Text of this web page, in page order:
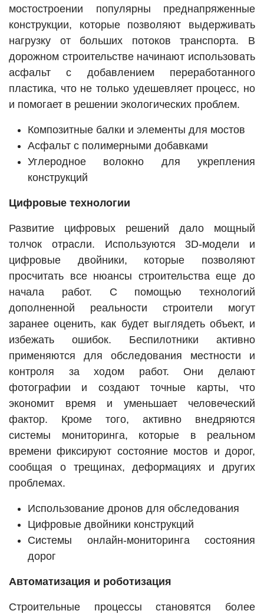
мостостроении популярны преднапряженные
конструкции, которые позволяют выдерживать
нагрузку от больших потоков транспорта. В
дорожном строительстве начинают использовать
асфальт с добавлением переработанного
пластика, что не только удешевляет процесс, но
и помогает в решении экологических проблем.
Композитные балки и элементы для мостов
Асфальт с полимерными добавками
Углеродное волокно для укрепления
конструкций
Цифровые технологии
Развитие цифровых решений дало мощный
толчок отрасли. Используются 3D-модели и
цифровые двойники, которые позволяют
просчитать все нюансы строительства еще до
начала работ. С помощью технологий
дополненной реальности строители могут
заранее оценить, как будет выглядеть объект, и
избежать ошибок. Беспилотники активно
применяются для обследования местности и
контроля за ходом работ. Они делают
фотографии и создают точные карты, что
экономит время и уменьшает человеческий
фактор. Кроме того, активно внедряются
системы мониторинга, которые в реальном
времени фиксируют состояние мостов и дорог,
сообщая о трещинах, деформациях и других
проблемах.
Использование дронов для обследования
Цифровые двойники конструкций
Системы онлайн-мониторинга состояния
дорог
Автоматизация и роботизация
Строительные процессы становятся более